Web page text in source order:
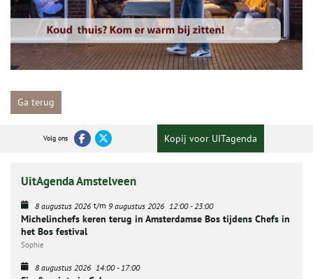
Ga terug
Volg ons Kopij voor UITagenda
UitAgenda Amstelveen
8 augustus 2026 t/m 9 augustus 2026 12:00- 23:00
Michelinchefs keren terug in Amsterdamse Bos tijdens Chefs in
het Bos festival
Sophie
8 augustus 2026 14:00- 17:00